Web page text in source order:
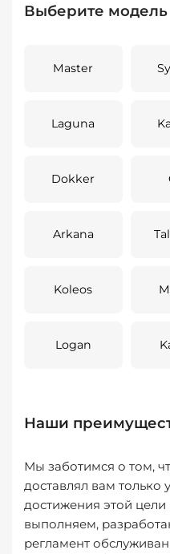
Выберите модель
Master
Laguna
Dokker
Arkana
Koleos
Logan
Наши
Мы заботимся о том,
доставлял вам только
достижения этой
выполняем,
регламент